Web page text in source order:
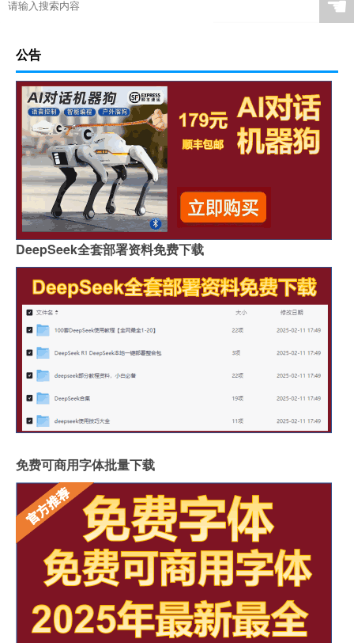
☚
公告
DeepSeek全套部署资料免费下载
免费可商用字体批量下载